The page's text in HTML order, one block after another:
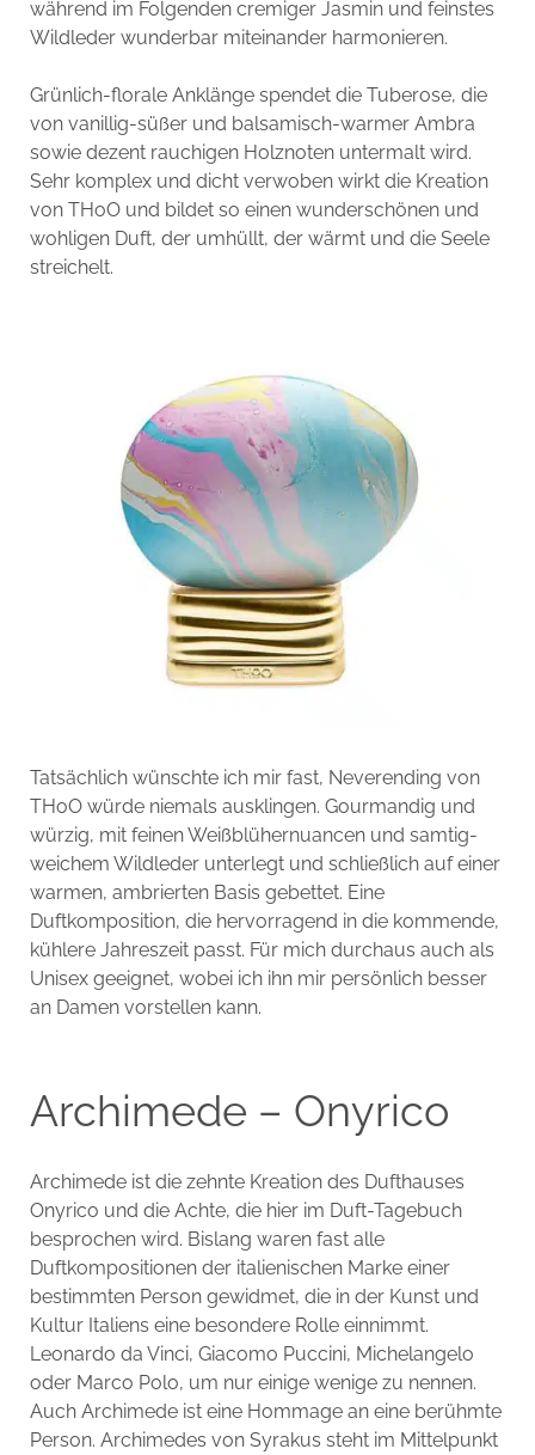
während im Folgenden cremiger Jasmin und feinstes
Wildleder wunderbar miteinander harmonieren.
Grünlich-florale Anklänge spendet die Tuberose, die
von vanillig-süßer und balsamisch-warmer Ambra
sowie dezent rauchigen Holznoten untermalt wird.
Sehr komplex und dicht verwoben wirkt die Kreation
von THoO und bildet so einen wunderschönen und
wohligen Duft, der umhüllt, der wärmt und die Seele
streichelt.
Tatsächlich wünschte ich mir fast, Neverending von
THoO würde niemals ausklingen. Gourmandig und
würzig, mit feinen Weißblühernuancen und samtig-
weichem Wildleder unterlegt und schließlich auf einer
warmen, ambrierten Basis gebettet. Eine
Duftkomposition, die hervorragend in die kommende,
kühlere Jahreszeit passt. Für mich durchaus auch als
Unisex geeignet, wobei ich ihn mir persönlich besser
an Damen vorstellen kann.
Archimede – Onyrico
Archimede ist die zehnte Kreation des Dufthauses
Onyrico und die Achte, die hier im Duft-Tagebuch
besprochen wird. Bislang waren fast alle
Duftkompositionen der italienischen Marke einer
bestimmten Person gewidmet, die in der Kunst und
Kultur Italiens eine besondere Rolle einnimmt.
Leonardo da Vinci, Giacomo Puccini, Michelangelo
oder Marco Polo, um nur einige wenige zu nennen.
Auch Archimede ist eine Hommage an eine berühmte
Person. Archimedes von Syrakus steht im Mittelpunkt